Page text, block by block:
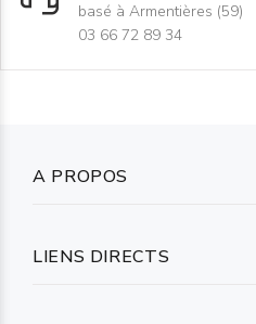
basé à Armentières (59)
03 66 72 89 34
A PROPOS
LIENS DIRECTS